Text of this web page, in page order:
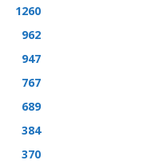
1260
962
947
767
689
384
370